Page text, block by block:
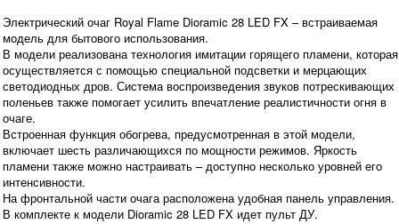
Электрический очаг Royal Flame Dioramic 28 LED FX – встраиваемая
модель для бытового использования.
В модели реализована технология имитации горящего пламени, которая
осуществляется с помощью специальной подсветки и мерцающих
светодиодных дров. Система воспроизведения звуков потрескивающих
поленьев также помогает усилить впечатление реалистичности огня в
очаге.
Встроенная функция обогрева, предусмотренная в этой модели,
включает шесть различающихся по мощности режимов. Яркость
пламени также можно настраивать – доступно несколько уровней его
интенсивности.
На фронтальной части очага расположена удобная панель управления.
В комплекте к модели Dioramic 28 LED FX идет пульт ДУ.